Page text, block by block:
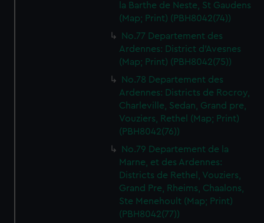
la Barthe de Neste, St Gaudens
(Map; Print) (PBH8042(74))
No.77 Departement des
Ardennes: District d'Avesnes
(Map; Print) (PBH8042(75))
No.78 Departement des
Ardennes: Districts de Rocroy,
Charleville, Sedan, Grand pre,
Vouziers, Rethel (Map; Print)
(PBH8042(76))
No.79 Departement de la
Marne, et des Ardennes:
Districts de Rethel, Vouziers,
Grand Pre, Rheims, Chaalons,
Ste Menehoult (Map; Print)
(PBH8042(77))